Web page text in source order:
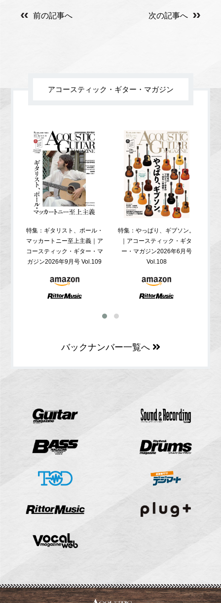
前の記事へ 次の記事へ
アコースティック・ギター・マガジン
特集：ギタリスト、ポール・
マッカートニー至上主義｜ア
コースティック・ギター・マ
ガジン2026年9月号 Vol.109
特集：やっぱり、ギブソン。
｜アコースティック・ギタ
ー・マガジン2026年6月号
Vol.108
バックナンバー一覧へ